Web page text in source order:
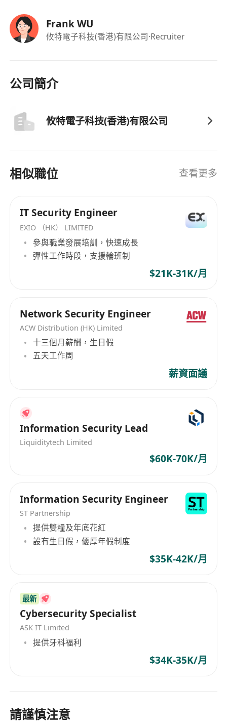
力
• 精通英语和普通话，掌握其他亚洲语言者优先
Frank WU
攸特電子科技(香港)有限公司·Recruiter
公司簡介
攸特電子科技(香港)有限公司
相似職位 查看更多
IT Security Engineer
EXIO （HK） LIMITED
參與職業發展培訓，快速成長
彈性工作時段，支援輪班制
$21K-31K/月
Network Security Engineer
ACW Distribution (HK) Limited
十三個月薪酬，生日假
五天工作周
薪資面議
Information Security Lead
Liquiditytech Limited
$60K-70K/月
Information Security Engineer
ST Partnership
提供雙糧及年底花紅
設有生日假，優厚年假制度
$35K-42K/月
最新
Cybersecurity Specialist
ASK IT Limited
提供牙科福利
$34K-35K/月
請謹慎注意